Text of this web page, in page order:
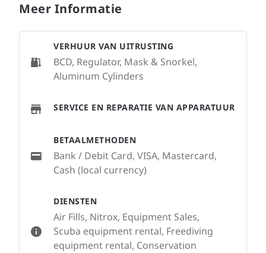
Meer Informatie
DIENSTEN
Air Fills, Nitrox, Equipment Sales,
Scuba equipment rental, Freediving
equipment rental, Conservation
VERHUUR VAN UITRUSTING
BCD, Regulator, Mask & Snorkel,
Aluminum Cylinders
SERVICE EN REPARATIE VAN APPARATUUR
BETAALMETHODEN
Bank / Debit Card, VISA, Mastercard,
Cash (local currency)